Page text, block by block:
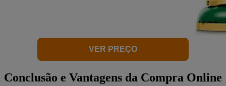
VER PREÇO
Conclusão e Vantagens da Compra Online